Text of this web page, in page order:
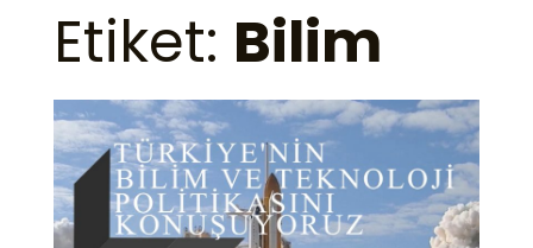
Etiket: Bilim